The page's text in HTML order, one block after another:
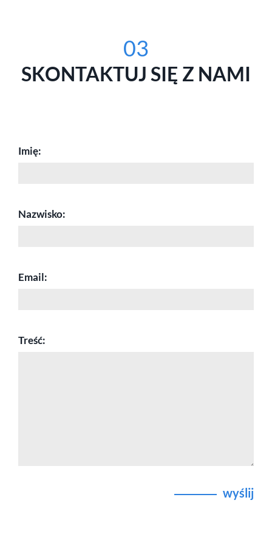
03
SKONTAKTUJ SIĘ Z NAMI
Imię:
Nazwisko:
Email:
Treść:
wyślij